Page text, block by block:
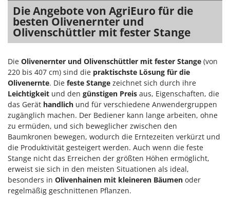
Die Angebote von AgriEuro für die
besten Olivenernter und
Olivenschüttler mit fester Stange
Die Olivenernter und Olivenschüttler mit fester Stange (von
220 bis 407 cm) sind die praktischste Lösung für die
Olivenernte. Die feste Stange zeichnet sich durch ihre
Leichtigkeit und den günstigen Preis aus, Eigenschaften, die
das Gerät handlich und für verschiedene Anwendergruppen
zugänglich machen. Der Bediener kann lange arbeiten, ohne
zu ermüden, und sich beweglicher zwischen den
Baumkronen bewegen, wodurch die Erntezeiten verkürzt und
die Produktivität gesteigert werden. Auch wenn die feste
Stange nicht das Erreichen der größten Höhen ermöglicht,
erweist sie sich in den meisten Situationen als ideal,
besonders in Olivenhainen mit kleineren Bäumen oder
regelmäßig geschnittenen Pflanzen.